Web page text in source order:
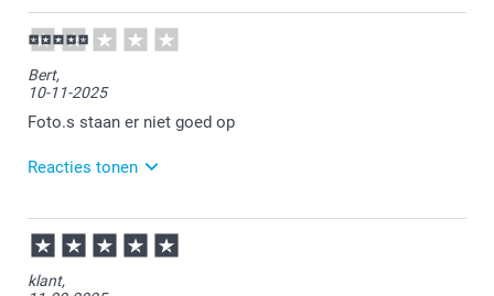
22-12-2025
13:24
Bedankt voor je review. Erg leuk om te horen dat je
met het geven van dit leuke cadeau!
Bert,
10-11-2025
Foto.s staan er niet goed op
Reacties tonen
11-11-2025
13:07
Bedankt voor je review. Vervelend om te horen dat je
klant,